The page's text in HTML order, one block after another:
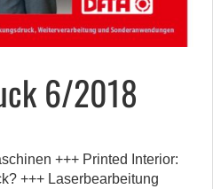
6/2018
+++ Printed Interior:
+++ Laserbearbeitung